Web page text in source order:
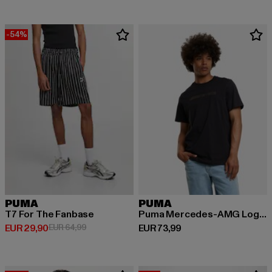
-54%
PUMA
T7 For The Fanbase
EUR 29,90
Huidige prijs: EUR 29,90
EUR 64,99Actieprijs: EUR 64,99
PUMA
Puma Mercedes-AMG Logo T-Shirts
EUR 73,99
Huidige prijs: EUR 73,99